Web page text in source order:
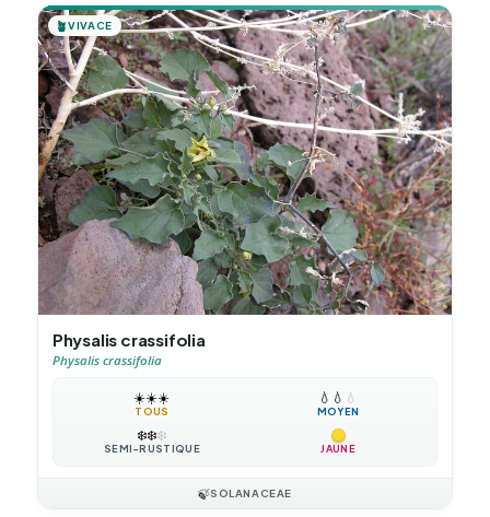
🪴VIVACE
Physalis crassifolia
Physalis crassifolia
☀️☀️☀️
TOUS
💧 💧 💧
MOYEN
❄️❄️❄️
SEMI-RUSTIQUE JAUNE
🍃SOLANACEAE